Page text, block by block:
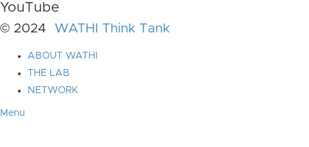
YouTube
© 2024 WATHI Think Tank
ABOUT WATHI
THE LAB
NETWORK
Menu